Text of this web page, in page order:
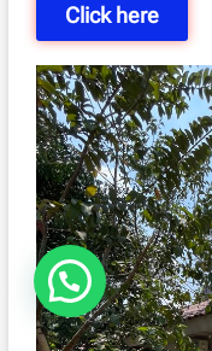
Click here